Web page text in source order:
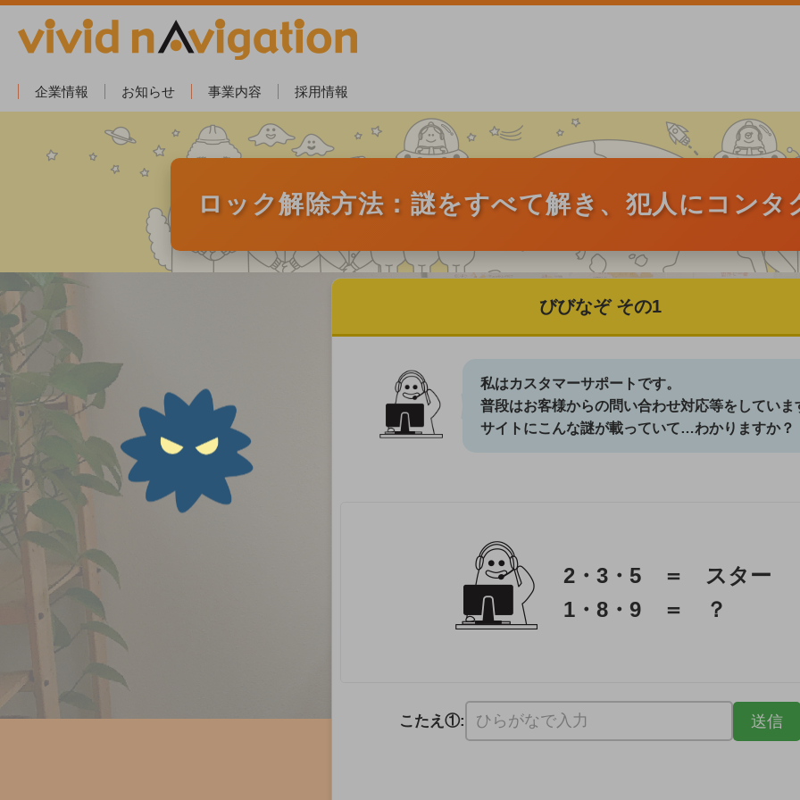
企業情報 お知らせ 事業内容 採用情報
ロック解除方法：謎をすべて解き、犯人にコンタ
びびなぞ その1
私はカスタマーサポートです。
普段はお客様からの問い合わせ対応等をしていま
サイトにこんな謎が載っていて…わかりますか？
2・3・5 ＝ スター
1・8・9 ＝ ？
こたえ①: